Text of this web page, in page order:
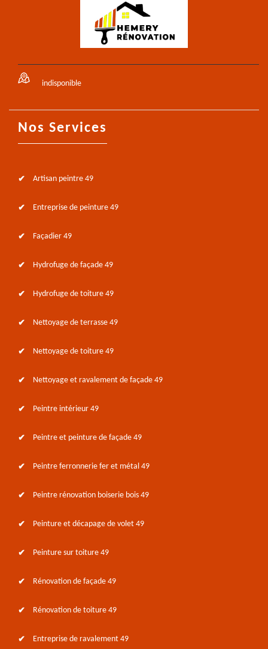
indisponible
Nos Services
Artisan peintre 49
Entreprise de peinture 49
Façadier 49
Hydrofuge de façade 49
Hydrofuge de toiture 49
Nettoyage de terrasse 49
Nettoyage de toiture 49
Nettoyage et ravalement de façade 49
Peintre intérieur 49
Peintre et peinture de façade 49
Peintre ferronnerie fer et métal 49
Peintre rénovation boiserie bois 49
Peinture et décapage de volet 49
Peinture sur toiture 49
Rénovation de façade 49
Rénovation de toiture 49
Entreprise de ravalement 49